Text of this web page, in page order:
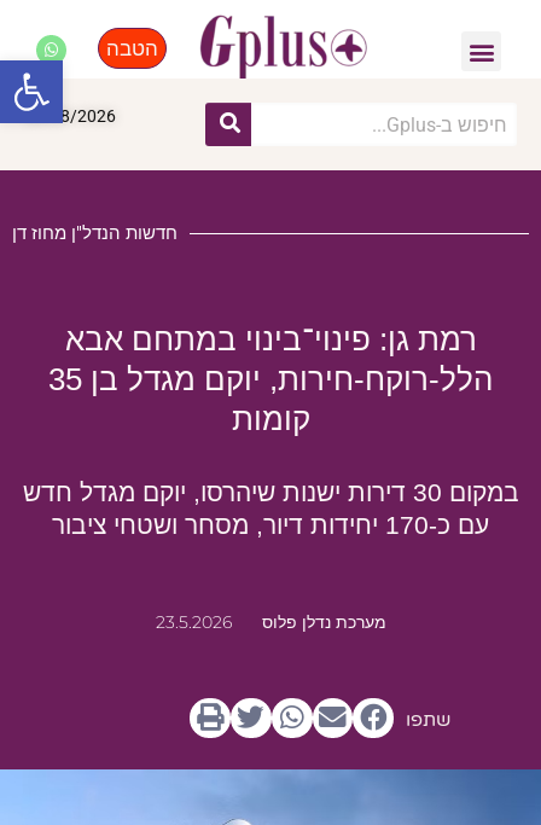
הטבה
06/08/2026
חדשות הנדל"ן מחוז דן
רמת גן: פינוי־בינוי במתחם אבא
הלל-רוקח-חירות, יוקם מגדל בן 35
קומות
במקום 30 דירות ישנות שיהרסו, יוקם מגדל חדש
עם כ-170 יחידות דיור, מסחר ושטחי ציבור
מערכת נדלן פלוס 23.5.2026
שתפו
פתח